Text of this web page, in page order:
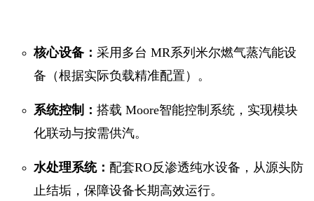
核心设备： 采用多台 MR系列米尔燃气蒸汽能设
备（根据实际负载精准配置）。
系统控制： 搭载 Moore智能控制系统，实现模块
化联动与按需供汽。
水处理系统： 配套RO反渗透纯水设备，从源头防
止结垢，保障设备长期高效运行。